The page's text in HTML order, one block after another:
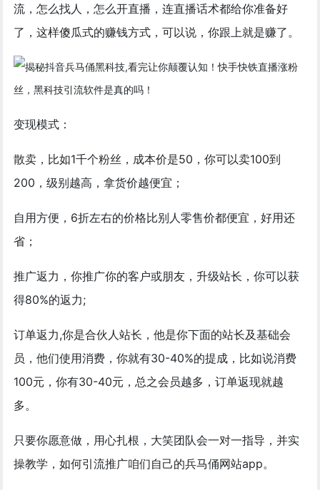
流，怎么找人，怎么开直播，连直播话术都给你准备好
了，这样傻瓜式的赚钱方式，可以说，你跟上就是赚了。
变现模式：
散卖，比如1千个粉丝，成本价是50，你可以卖100到
200，级别越高，拿货价越便宜；
自用方便，6折左右的价格比别人零售价都便宜，好用还
省；
推广返力，你推广你的客户或朋友，升级站长，你可以获
得80%的返力;
订单返力,你是合伙人站长，他是你下面的站长及基础会
员，他们使用消费，你就有30-40%的提成，比如说消费
100元，你有30-40元，总之会员越多，订单返现就越
多。
只要你愿意做，用心扎根，大笑团队会一对一指导，并实
操教学，如何引流推广咱们自己的兵马俑网站app。